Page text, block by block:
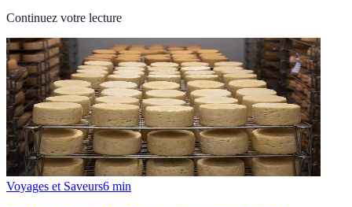
Continuez votre lecture
Voyages et Saveurs6 min